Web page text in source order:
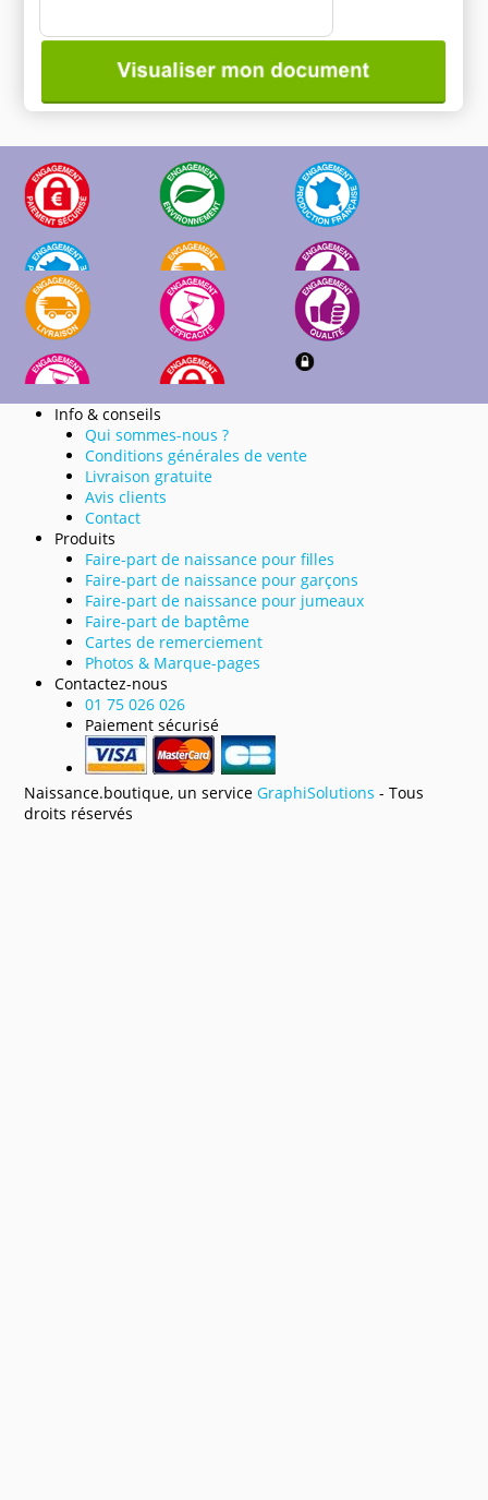
Info & conseils
Qui sommes-nous ?
Conditions générales de vente
Livraison gratuite
Avis clients
Contact
Produits
Faire-part de naissance pour filles
Faire-part de naissance pour garçons
Faire-part de naissance pour jumeaux
Faire-part de baptême
Cartes de remerciement
Photos & Marque-pages
Contactez-nous
01 75 026 026
Paiement sécurisé
Naissance.boutique, un serviceGraphiSolutions - Tous
droits réservés